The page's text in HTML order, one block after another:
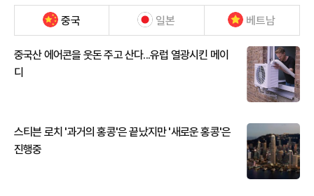
중국 일본 베트남
중국산 에어콘을 웃돈 주고 산다...유럽 열광시킨 메이
디
스티븐 로치 '과거의 홍콩'은 끝났지만 '새로운 홍콩'은
진행중